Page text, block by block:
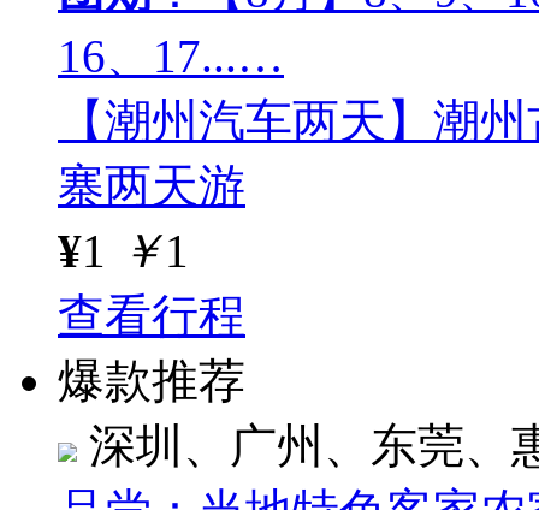
16、17...…
【潮州汽车两天】潮
寨两天游
¥1 ￥1
查看行程
爆款推荐
深圳、广州、东莞、